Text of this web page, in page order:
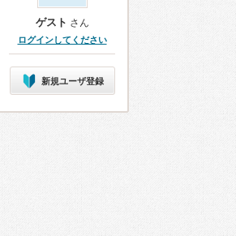
ゲスト さん
ログインしてください
新規ユーザ登録